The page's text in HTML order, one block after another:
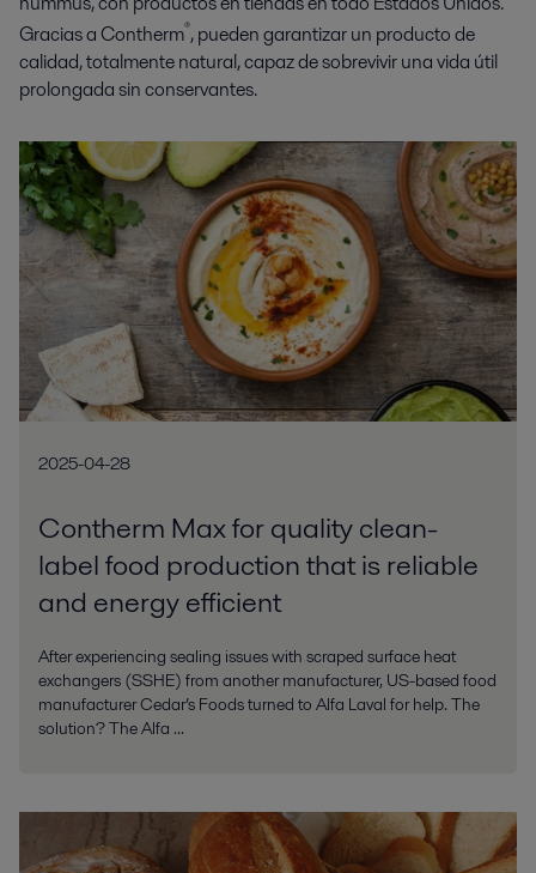
Gracias a Contherm®, pueden garantizar un producto de
calidad, totalmente natural, capaz de sobrevivir una vida útil
prolongada sin conservantes.
2025-04-28
Contherm Max for quality clean-
label food production that is reliable
and energy efficient
After experiencing sealing issues with scraped surface heat
exchangers (SSHE) from another manufacturer, US-based food
manufacturer Cedar’s Foods turned to Alfa Laval for help. The
solution? The Alfa ...